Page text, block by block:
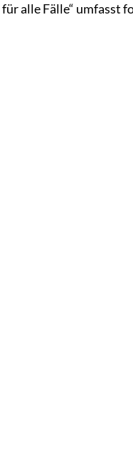
alle Fälle“ umfasst